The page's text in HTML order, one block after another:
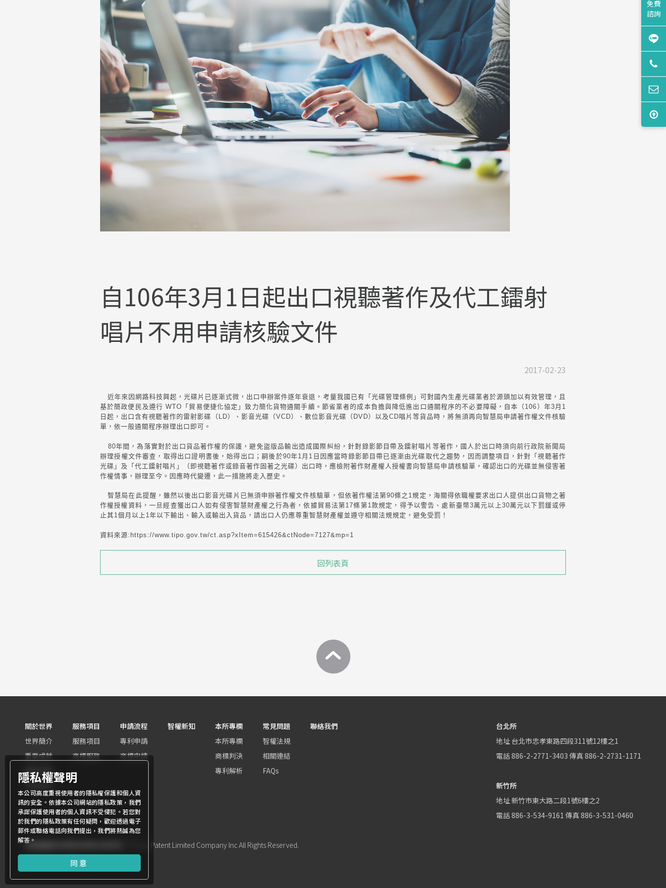
自106年3月1日起出口視聽著作及代工鐳射
唱片不用申請核驗文件
2017-02-23
近年來因網路科技興起，光碟片已逐漸式微，出口申辦案件逐年衰退，考量我國已有「光碟管理條例」可對國內生產光碟業者於源頭加以有效管理，且
基於簡政便民及遵行 WTO「貿易便捷化協定」致力簡化貨物通關手續。節省業者的成本負擔與降低進出口通關程序的不必要障礙，自本（106）年3月1
日起，出口含有視聽著作的雷射影碟（LD）、影音光碟（VCD）、數位影音光碟（DVD）以及CD唱片等貨品時，將無須再向智慧局申請著作權文件核驗
單，依一般通關程序辦理出口即可。
80年間，為落實對於出口貨品著作權的保護，避免盜版品輸出造成國際糾紛，針對錄影節目帶及鐳射唱片等著作，國人於出口時須向前行政院新聞局
辦理授權文件審查，取得出口證明書後，始得出口；嗣後於90年1月1日因應當時錄影節目帶已逐漸由光碟取代之趨勢，因而調整項目，針對「視聽著作
光碟」及「代工鐳射唱片」（即視聽著作或錄音著作固著之光碟）出口時，應檢附著作財產權人授權書向智慧局申請核驗單，確認出口的光碟並無侵害著
作權情事，辦理至今。因應時代變遷，此一措施將走入歷史。
智慧局在此提醒，雖然以後出口影音光碟片已無須申辦著作權文件核驗單，但依著作權法第90條之1規定，海關得依職權要求出口人提供出口貨物之著
作權授權資料，一旦經查獲出口人如有侵害智慧財產權之行為者，依據貿易法第17條第1款規定，得予以警告、處新臺幣3萬元以上30萬元以下罰鍰或停
止其1個月以上1年以下輸出、輸入或輸出入貨品，請出口人仍應尊重智慧財產權並遵守相關法規規定，避免受罰！
資料來源:https://www.tipo.gov.tw/ct.asp?xItem=615426&ctNode=7127&mp=1
回列表頁
關於世界
世界簡介
重要成就
團隊組織
世界客群
服務項目
服務項目
商標服務
申請流程
專利申請
商標申請
智權新知
本所專欄
本所專欄
商標判決
專利解析
常見問題
智權法規
相關連結
FAQs
聯絡我們
台北所
地址 台北市忠孝東路四段311號12樓之1
電話886-2-2771-3403 傳真 886-2-2731-1171
新竹所
地址新竹市東大路二段1號6樓之2
電話886-3-534-9161 傳真 886-3-531-0460
商標權屬世界專利有限公司所有
© World Patent Limited Company Inc All Rights Reserved.
Design by Julyinfo.
免費
諮詢
隱私權聲明
本公司高度重視使用者的隱私權保護和個人資
訊的安全。依據本公司網站的隱私政策，我們
承諾保護使用者的個人資訊不受侵犯。若您對
於我們的隱私政策有任何疑問，歡迎透過電子
郵件或聯絡電話向我們提出，我們將熱誠為您
解答。
同意